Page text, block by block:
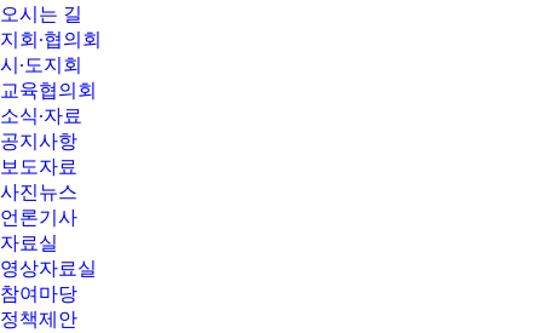
오시는 길
지회∙협의회
시∙도지회
교육협의회
소식∙자료
공지사항
보도자료
사진뉴스
언론기사
자료실
영상자료실
참여마당
정책제안